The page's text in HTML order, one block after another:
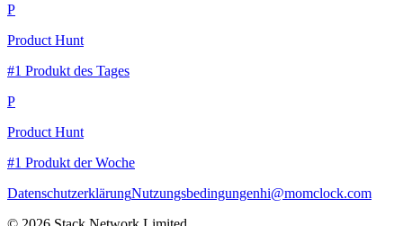
P
Product Hunt
#1 Produkt des Tages
P
Product Hunt
#1 Produkt der Woche
DatenschutzerklärungNutzungsbedingungenhi@momclock.com